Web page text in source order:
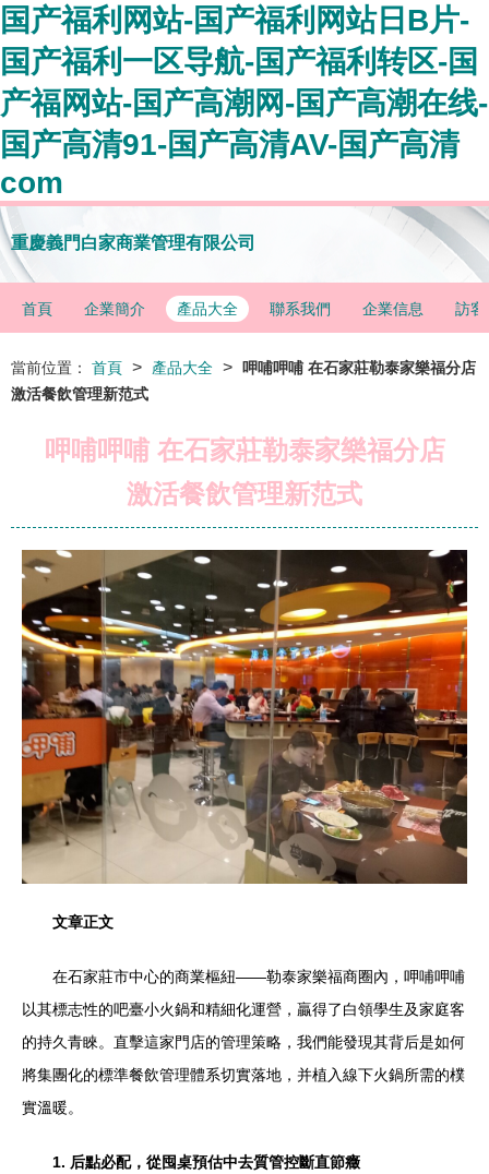
国产福利网站-国产福利网站日B片-
国产福利一区导航-国产福利转区-国
产福网站-国产高潮网-国产高潮在线-
国产高清91-国产高清AV-国产高清
com
重慶義門白家商業管理有限公司
首頁 企業簡介 產品大全 聯系我們 企業信息 訪客
當前位置： 首頁 > 產品大全 >
呷哺呷哺 在石家莊勒泰家樂福分店
激活餐飲管理新范式
呷哺呷哺 在石家莊勒泰家樂福分店
激活餐飲管理新范式
文章正文
在石家莊市中心的商業樞紐——勒泰家樂福商圈內，呷哺呷哺
以其標志性的吧臺小火鍋和精細化運營，贏得了白領學生及家庭客
的持久青睞。直擊這家門店的管理策略，我們能發現其背后是如何
將集團化的標準餐飲管理體系切實落地，并植入線下火鍋所需的樸
實溫暖。
1. 后點必配，從囤桌預估中去質管控斷直節癥